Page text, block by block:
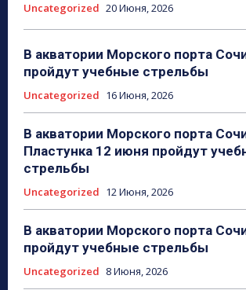
Uncategorized 20 Июня, 2026
В акватории Морского порта
пройдут учебные стрельбы
Uncategorized 16 Июня, 2026
В акватории Морского порта
Пластунка 12 июня пройдут
стрельбы
Uncategorized 12 Июня, 2026
В акватории Морского порта
пройдут учебные стрельбы
Uncategorized 8 Июня, 2026